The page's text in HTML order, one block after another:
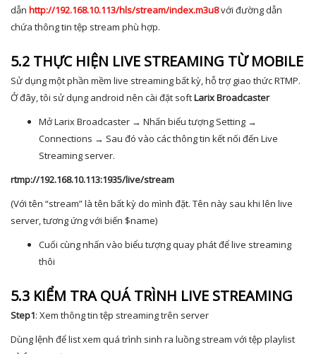
dẫn http://192.168.10.113/hls/stream/index.m3u8với đường dẫn
chứa thông tin tệp stream phù hợp.
5.2 THỰC HIỆN LIVE STREAMING TỪ MOBILE
Sử dụng một phần mềm live streaming bất kỳ, hỗ trợ giao thức RTMP.
Ở đây, tôi sử dụng android nên cài đặt softLarix Broadcaster
Mở Larix Broadcaster → Nhấn biểu tượng Setting →
Connections → Sau đó vào các thông tin kết nối đến Live
Streaming server.
rtmp://192.168.10.113:1935/live/stream
(Với tên “stream” là tên bất kỳ do mình đặt. Tên này sau khi lên live
server, tương ứng với biến $name)
Cuối cùng nhấn vào biểu tượng quay phát để live streaming
thôi
5.3 KIỂM TRA QUÁ TRÌNH LIVE STREAMING
Step1: Xem thông tin tệp streaming trên server
Dùng lệnh để list xem quá trình sinh ra luồng stream với tệp playlist